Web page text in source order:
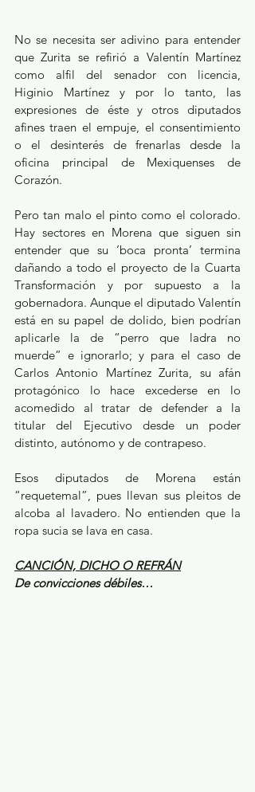
No se necesita ser adivino para entender
que Zurita se refirió a Valentín Martínez
como alfil del senador con licencia,
Higinio Martínez y por lo tanto, las
expresiones de éste y otros diputados
afines traen el empuje, el consentimiento
o el desinterés de frenarlas desde la
oficina principal de Mexiquenses de
Corazón.
Pero tan malo el pinto como el colorado.
Hay sectores en Morena que siguen sin
entender que su ‘boca pronta’ termina
dañando a todo el proyecto de la Cuarta
Transformación y por supuesto a la
gobernadora. Aunque el diputado Valentín
está en su papel de dolido, bien podrían
aplicarle la de “perro que ladra no
muerde” e ignorarlo; y para el caso de
Carlos Antonio Martínez Zurita, su afán
protagónico lo hace excederse en lo
acomedido al tratar de defender a la
titular del Ejecutivo desde un poder
distinto, autónomo y de contrapeso.
Esos diputados de Morena están
“requetemal”, pues llevan sus pleitos de
alcoba al lavadero. No entienden que la
ropa sucia se lava en casa.
CANCIÓN, DICHO O REFRÁN
De convicciones débiles…